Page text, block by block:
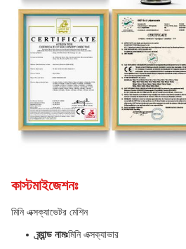
কাস্টমাইজেশনঃ
মিনি এক্সক্যাভেটর মেশিন
ব্র্যান্ড নামঃমিনি এক্সক্যাভার